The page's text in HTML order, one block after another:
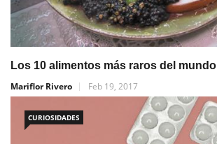
Los 10 alimentos más raros del mundo
Mariflor Rivero
Feb 19, 2017
CURIOSIDADES